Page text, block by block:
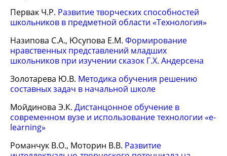
Первак Ч.Р. Развитие творческих способностей
школьников в предметной области «Технология»
Назипова С.А., Юсупова Е.М. Формирование
нравственных представлений младших
школьников при изучении сказок Г.Х. Андерсена
Золотарева Ю.В. Методика обучения решению
составных задач в начальной школе
Мойдинова Э.К. Дистанцонное обучение в
современном вузе и использование технологии «e-
learning»
Романчук В.О., Моторин В.В. Развитие